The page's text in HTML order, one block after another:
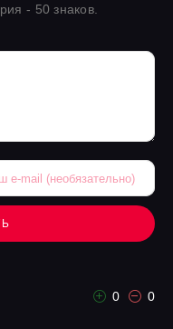
- 50 знаков.
0 0